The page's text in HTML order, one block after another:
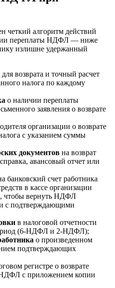
четкий алгоритм действий
переплаты НДФЛ — ниже
излишне удержанный
для возврата и точный расчет
налога по каждому
о наличии переплаты
заявления о возврате
организации о возврате
с указанием суммы
документов на возврат
авансовый отчет или
банковский счет работника
в кассе организации
чтобы вернуть НДФЛ
с подтверждающими
в налоговой отчетности
(6-НДФЛ и 2-НДФЛ);
о произведенном
подтверждающих
регистре о возврате
с приложением копии